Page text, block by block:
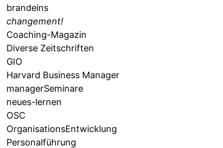
brandeins
changement!
Coaching-Magazin
Diverse Zeitschriften
GIO
Harvard Business Manager
managerSeminare
neues-lernen
OSC
OrganisationsEntwicklung
Personalführung